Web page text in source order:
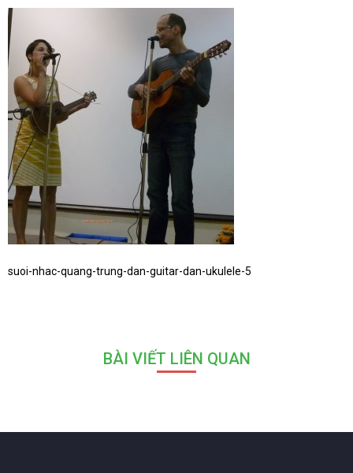
suoi-nhac-quang-trung-dan-guitar-dan-ukulele-5
BÀI VIẾT LIÊN QUAN